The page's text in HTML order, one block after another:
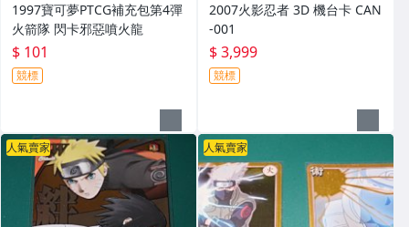
1997寶可夢PTCG補充包第4彈
火箭隊 閃卡邪惡噴火龍
$ 101
競標
2007火影忍者 3D 機台卡 CAN
-001
$ 3,999
競標
人氣賣家 人氣賣家